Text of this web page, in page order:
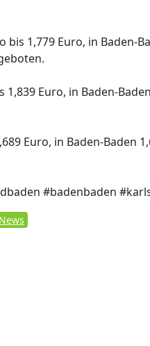
1,779 Euro, in Baden-
Euro, in Baden-
Euro, in Baden-Baden
#badenbaden